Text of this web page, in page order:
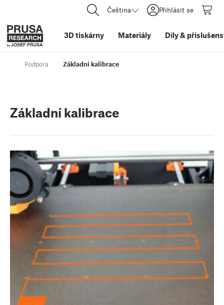
Čeština Přihlásit se
3D tiskárny Materiály Díly&
Podpora Základní kalibrace
Základní kalibrace